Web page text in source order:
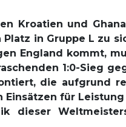
Kroatien und
in Gruppe L zu
England kommt,
1:0-Sieg
die aufgrund
für
dieser